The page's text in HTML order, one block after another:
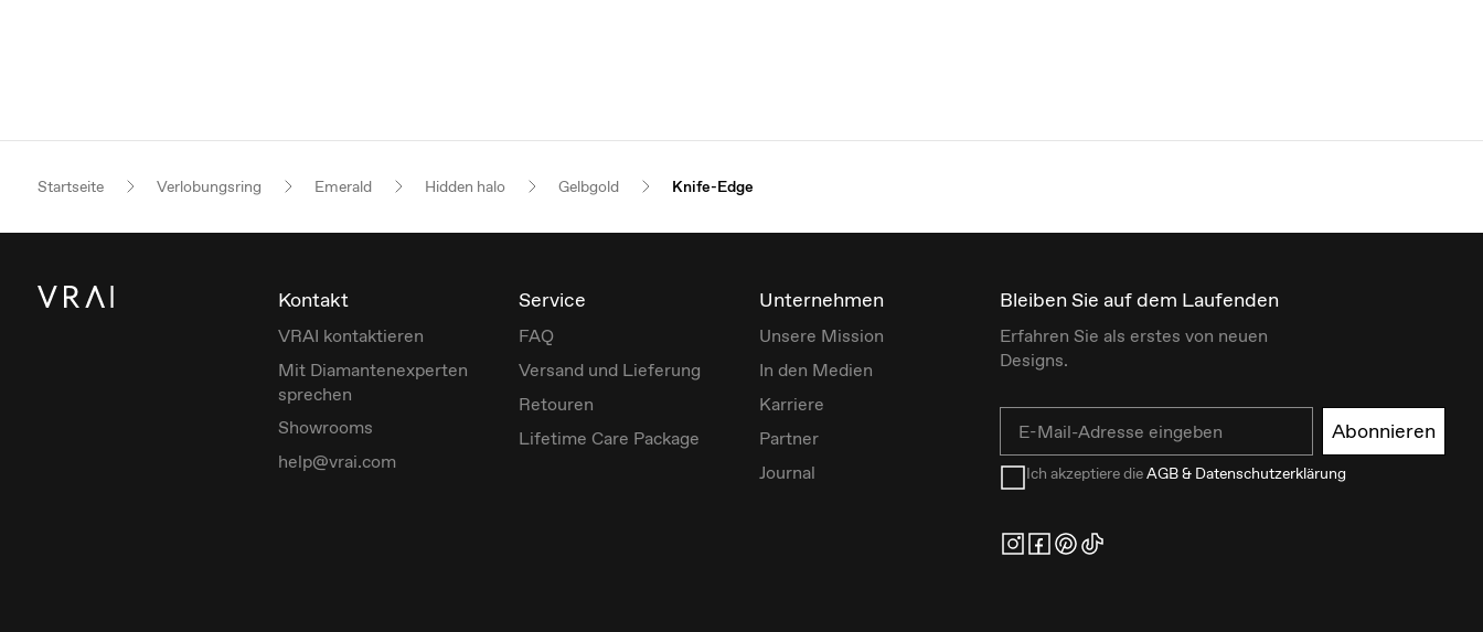
Startseite Verlobungsring Emerald Hidden halo Gelbgold Knife-Edge
Kontakt
VRAI kontaktieren
Mit Diamantenexperten
sprechen
Showrooms
help@vrai.com
Service
FAQ
Versand und Lieferung
Retouren
Lifetime Care Package
Unternehmen
Unsere Mission
In den Medien
Karriere
Partner
Journal
Bleiben Sie auf dem Laufenden
Erfahren Sie als erstes von neuen
Designs.
Abonnieren
Ich akzeptiere dieAGB & Datenschutzerklärung